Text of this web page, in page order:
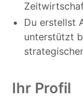
Du erstellst
unterstützt
Ihr Profil